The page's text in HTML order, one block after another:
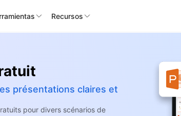
Recursos
présentations claires et
pour divers scénarios de